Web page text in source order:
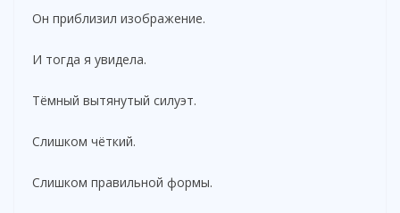
Он приблизил изображение.
И тогда я увидела.
Тёмный вытянутый силуэт.
Слишком чёткий.
Слишком правильной формы.